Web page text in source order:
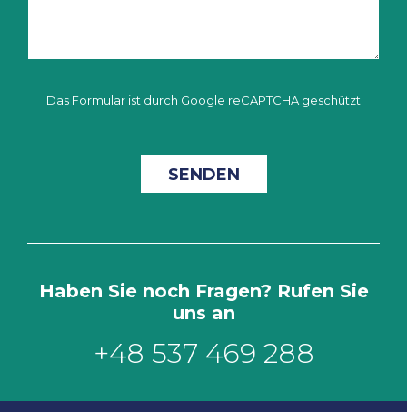
Das Formular ist durch Google reCAPTCHA geschützt
Haben Sie noch Fragen? Rufen Sie
uns an
+48 537 469 288